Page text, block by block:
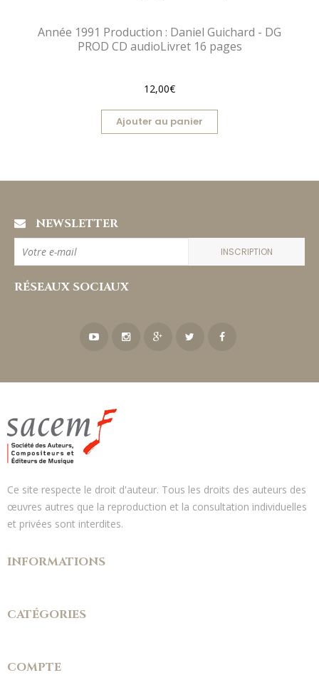
Année 1991 Production : Daniel Guichard - DG
PROD CD audioLivret 16 pages
12,00€
Ajouter au panier
NEWSLETTER
INSCRIPTION
RÉSEAUX SOCIAUX
Ce site respecte le droit d'auteur. Tous les droits des auteurs des
œuvres autres que la reproduction et la consultation individuelles
et privées sont interdites.
INFORMATIONS
CATÉGORIES
COMPTE